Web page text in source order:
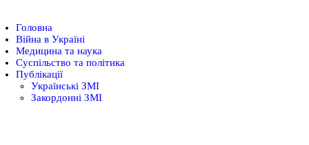
Головна
Війна в Україні
Медицина та наука
Суспільство та політика
Публікації
Українські ЗМІ
Закордонні ЗМІ
Головна
Війна в Україні